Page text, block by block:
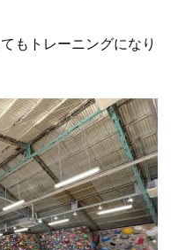
もトレーニングになり